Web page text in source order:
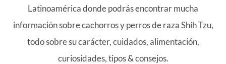
Latinoamérica donde podrás encontrar mucha
información sobre cachorros y perros de raza Shih Tzu,
todo sobre su carácter, cuidados, alimentación,
curiosidades, tipos & consejos.